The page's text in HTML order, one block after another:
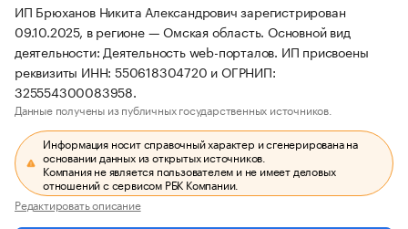
ИП Брюханов Никита Александрович зарегистрирован
09.10.2025, в регионе — Омская область. Основной вид
деятельности: Деятельность web-порталов. ИП присвоены
реквизиты ИНН: 550618304720 и ОГРНИП:
325554300083958.
Данные получены из публичных государственных источников.
Информация носит справочный характер и сгенерирована на
основании данных из открытых источников.
Компания не является пользователем и не имеет деловых
отношений с сервисом РБК Компании.
Редактировать описание